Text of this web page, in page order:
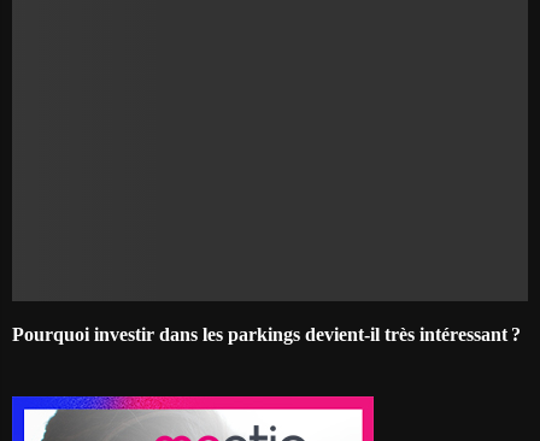
Pourquoi investir dans les parkings devient-il très intéressant ?